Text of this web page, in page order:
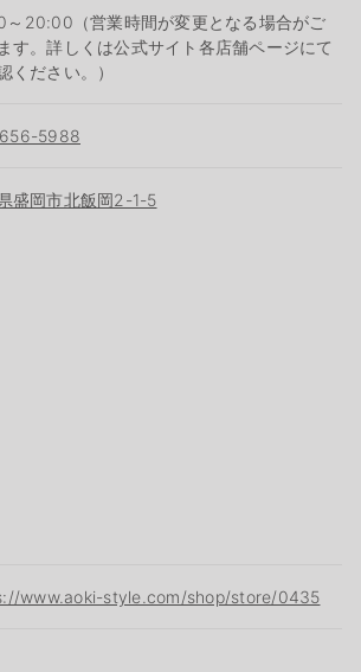
～20:00（営業時間が変更となる場合がご
す。詳しくは公式サイト各店舗ページにて
ください。）
5988
盛岡市北飯岡2-1-5
www.aoki-style.com/shop/store/0435